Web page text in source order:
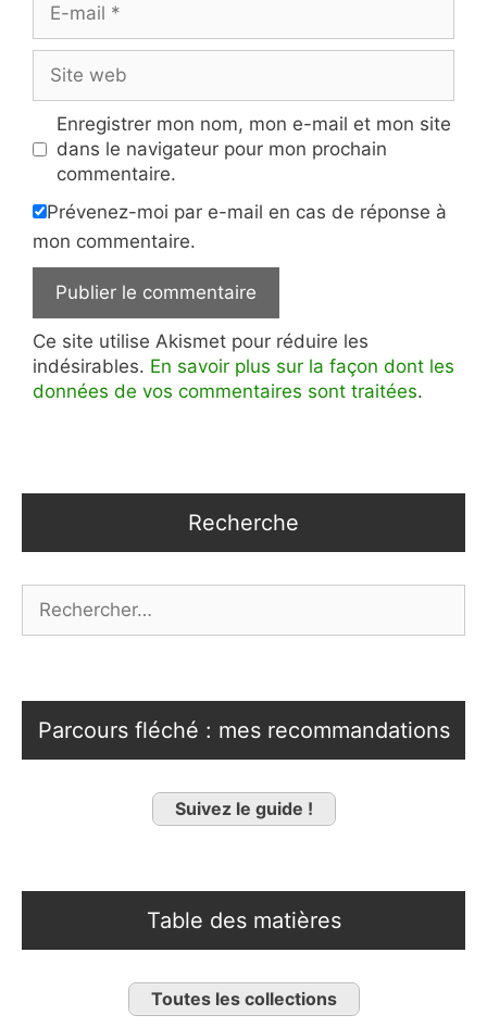
mail
web
Enregistrer mon nom, mon e-mail et mon site
dans le navigateur pour mon prochain
commentaire.
Prévenez-moi par e-mail en cas de réponse à
mon commentaire.
Ce site utilise Akismet pour réduire les
indésirables. En savoir plus sur la façon dont les
données de vos commentaires sont traitées.
Recherche
Parcours fléché : mes recommandations
Suivez le guide !
Table des matières
Toutes les collections